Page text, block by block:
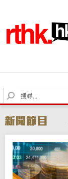
S
e
r
c
h